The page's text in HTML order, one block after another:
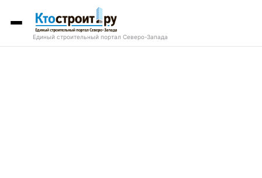
Единый строительный портал Северо-Запада